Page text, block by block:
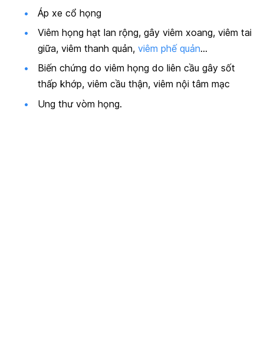
Áp xe cổ họng
Viêm họng hạt lan rộng, gây viêm xoang, viêm tai
giữa, viêm thanh quản, viêm phế quản…
Biến chứng do viêm họng do liên cầu gây sốt
thấp khớp, viêm cầu thận, viêm nội tâm mạc
Ung thư vòm họng.